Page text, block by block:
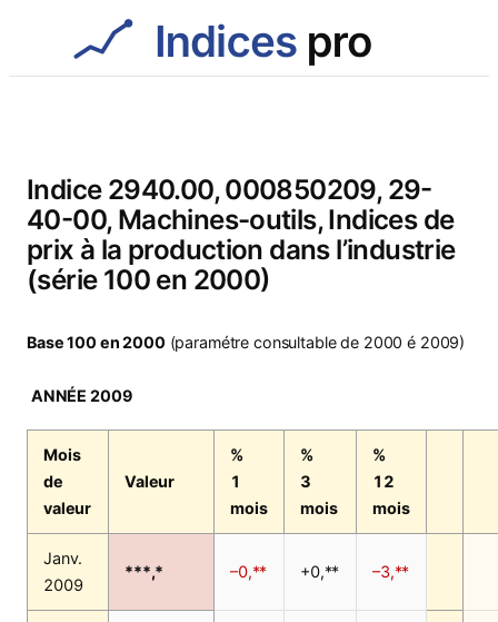
Indice 2940.00, 000850209, 29-
40-00, Machines-outils, Indices de
prix à la production dans l’industrie
(série 100 en 2000)
Base 100 en 2000 (paramétre consultable de 2000 é 2009)
ANNÉE 2009
Mois
de
valeur
Valeur
%
1
mois
%
3
mois
%
12
mois
Janv.
2009
***,* –0,** +0,** –3,**